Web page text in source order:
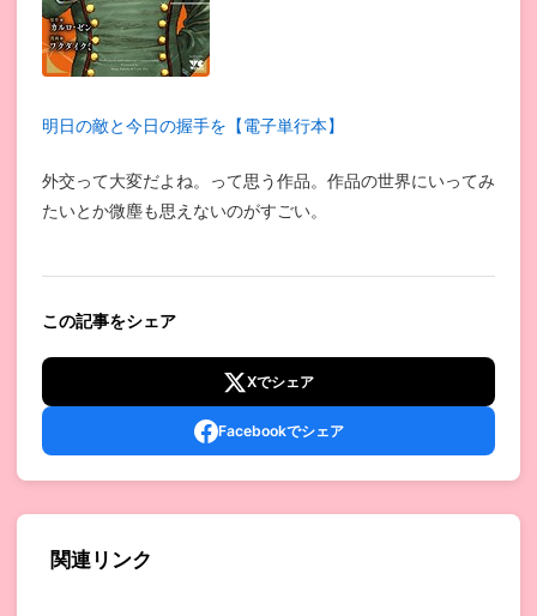
明日の敵と今日の握手を【電子単行本】
外交って大変だよね。って思う作品。作品の世界にいってみ
たいとか微塵も思えないのがすごい。
この記事をシェア
Xでシェア
Facebookでシェア
関連リンク